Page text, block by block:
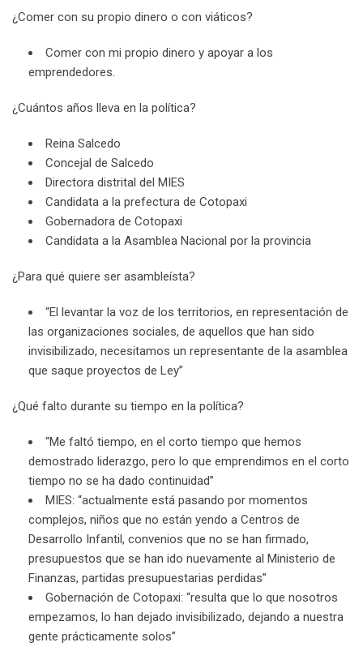
¿Comer con su propio dinero o con viáticos?
Comer con mi propio dinero y apoyar a los
emprendedores.
¿Cuántos años lleva en la política?
Reina Salcedo
Concejal de Salcedo
Directora distrital del MIES
Candidata a la prefectura de Cotopaxi
Gobernadora de Cotopaxi
Candidata a la Asamblea Nacional por la provincia
¿Para qué quiere ser asambleísta?
“El levantar la voz de los territorios, en representación de
las organizaciones sociales, de aquellos que han sido
invisibilizado, necesitamos un representante de la asamblea
que saque proyectos de Ley”
¿Qué falto durante su tiempo en la política?
“Me faltó tiempo, en el corto tiempo que hemos
demostrado liderazgo, pero lo que emprendimos en el corto
tiempo no se ha dado continuidad”
MIES: “actualmente está pasando por momentos
complejos, niños que no están yendo a Centros de
Desarrollo Infantil, convenios que no se han firmado,
presupuestos que se han ido nuevamente al Ministerio de
Finanzas, partidas presupuestarias perdidas”
Gobernación de Cotopaxi: “resulta que lo que nosotros
empezamos, lo han dejado invisibilizado, dejando a nuestra
gente prácticamente solos”